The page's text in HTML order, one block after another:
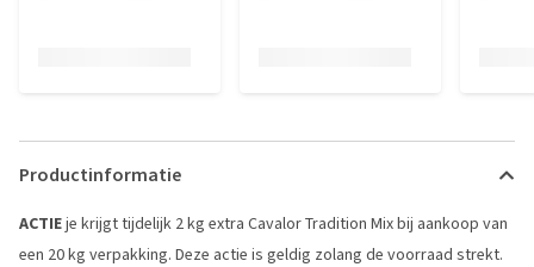
Productinformatie
ACTIEje krijgt tijdelijk 2 kg extra Cavalor Tradition Mix bij aankoop van
een 20 kg verpakking. Deze actie is geldig zolang de voorraad strekt.